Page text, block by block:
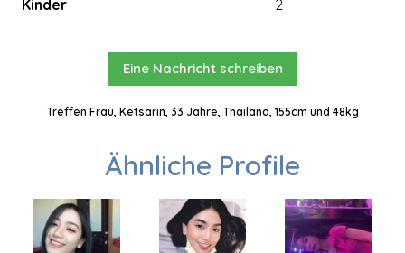
Kinder
2
Eine Nachricht schreiben
Treffen Frau, Ketsarin, 33 Jahre, Thailand, 155cm und 48kg
Ähnliche Profile